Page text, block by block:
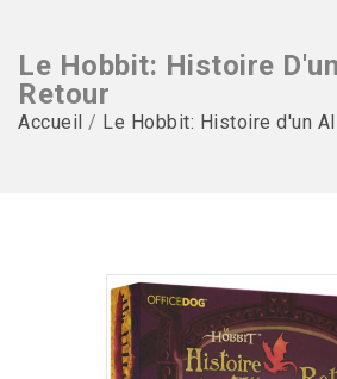
Le Hobbit: Histoire
Retour
Accueil / Le Hobbit: Histoire d'un